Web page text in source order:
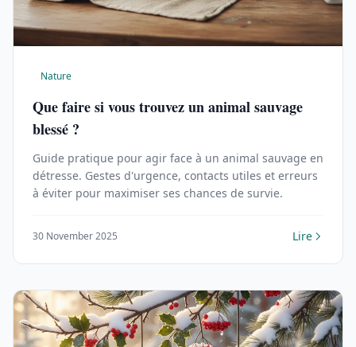
Nature
Que faire si vous trouvez un animal sauvage
blessé ?
Guide pratique pour agir face à un animal sauvage en
détresse. Gestes d'urgence, contacts utiles et erreurs
à éviter pour maximiser ses chances de survie.
30 November 2025 Lire